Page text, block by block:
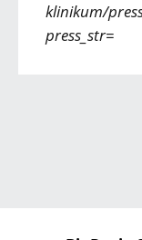
klinikum/
press_str=